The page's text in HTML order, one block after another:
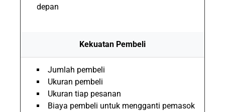
depan
Kekuatan Pembeli
Jumlah pembeli
Ukuran pembeli
Ukuran tiap pesanan
Biaya pembeli untuk mengganti pemasok